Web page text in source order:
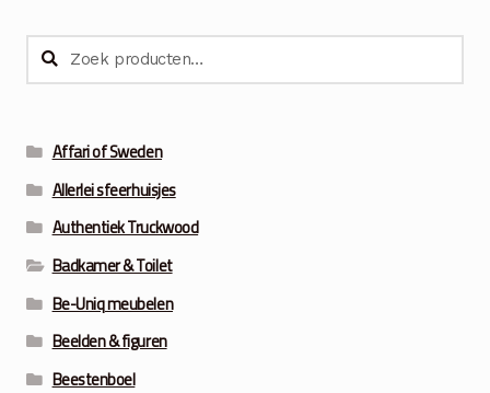
Zoeken
naar:
Zoeken
Affari of Sweden
Allerlei sfeerhuisjes
Authentiek Truckwood
Badkamer & Toilet
Be-Uniq meubelen
Beelden & figuren
Beestenboel